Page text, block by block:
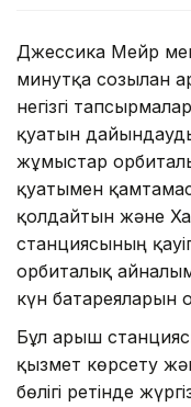
Джессика Мейр
минутқа созылған
негізгі
қуатын
жұмыстар
қуатымен
қолдайтын және
станциясының
орбиталық
күн батареяларын
Бұл ғарыш
қызмет көрсету
бөлігі ретінде